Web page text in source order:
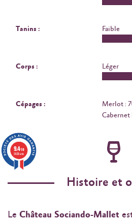
Tanins : Faible
Corps : Léger
Cépages :
Merlot :
Cabernet
Histoire et
Le Château Sociando-Mallet
9.4/10
3638 avis